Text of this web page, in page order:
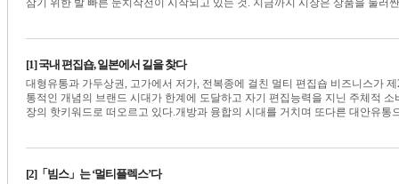
삼기 위한 발 빠른 눈치작전이 시작되고 있는 것. 지금까지 시장은 상품을 둘러
[1] 국내 편집숍, 일본에서 길을 찾다
대형유통과 가두상권, 고가에서 저가, 전복종에 걸친 멀티 편집숍 비즈니스가
통적인 개념의 브랜드 시대가 한계에 도달하고 자기 편집능력을 지닌 주체적
장의 핫키워드로 떠오르고 있다.개방과 융합의 시대를 거치며 또다른 대안유통
[2]「빔스」는 ‘멀티플렉스’다